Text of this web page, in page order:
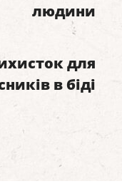
людини
для
в біді